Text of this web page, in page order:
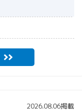
2026.08.06掲載